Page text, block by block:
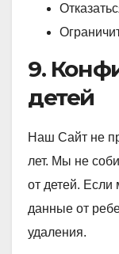
9.
детей
Наш Сайт не
лет. Мы не
от детей.
данные от
удаления.